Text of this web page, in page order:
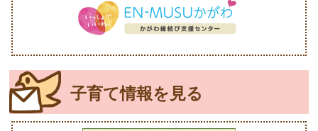
子育て情報を見る